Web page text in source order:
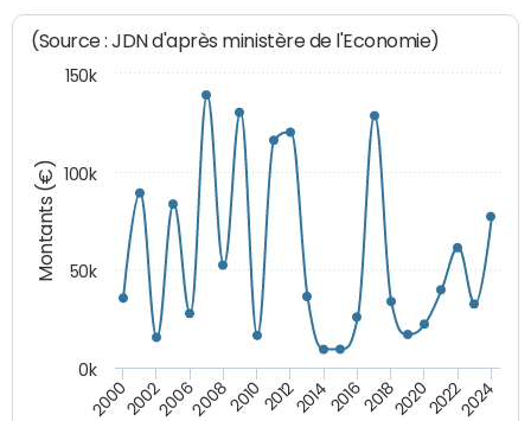
Montants (€)
(Source : JDN d'après ministère de l'Economie)
200020022006200820102012201420162018202020222024
0k
50k
100k
150k